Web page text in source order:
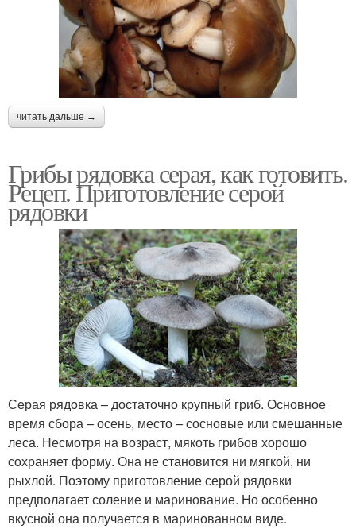
читать дальше →
Грибы рядовка серая, как готовить.
Рецеп. Приготовление серой
рядовки
Серая рядовка – достаточно крупный гриб. Основное
время сбора – осень, место – сосновые или смешанные
леса. Несмотря на возраст, мякоть грибов хорошо
сохраняет форму. Она не становится ни мягкой, ни
рыхлой. Поэтому приготовление серой рядовки
предполагает соление и маринование. Но особенно
вкусной она получается в маринованном виде.